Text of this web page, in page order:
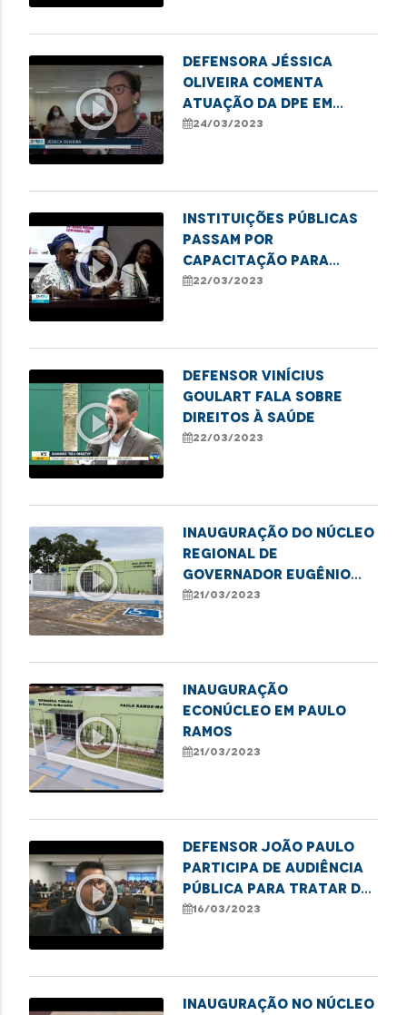
play_circle_outline
Defensora Jéssica
Oliveira comenta
atuação da DPE em
casos de violência
24/03/2023
play_circle_outline
Instituições públicas
passam por
capacitação para
combater o racismo
22/03/2023
play_circle_outline
Defensor Vinícius
Goulart fala sobre
direitos à saúde
22/03/2023
play_circle_outline
INAUGURAÇÃO DO NÚCLEO
REGIONAL DE
GOVERNADOR EUGÊNIO
BARROS
21/03/2023
play_circle_outline
INAUGURAÇÃO
ECONÚCLEO EM PAULO
RAMOS
21/03/2023
play_circle_outline
Defensor João Paulo
participa de audiência
pública para tratar do
saneamento básico em
16/03/2023
INAUGURAÇÃO NO NÚCLEO